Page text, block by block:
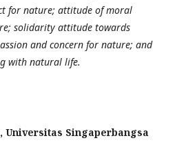
for nature; attitude of moral
solidarity attitude towards
and concern for nature; and
with natural life.
Universitas Singaperbangsa